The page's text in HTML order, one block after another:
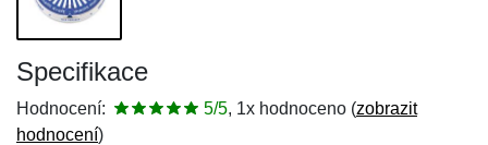
Specifikace
Hodnocení: 5/5, 1x hodnoceno (zobrazit
hodnocení)